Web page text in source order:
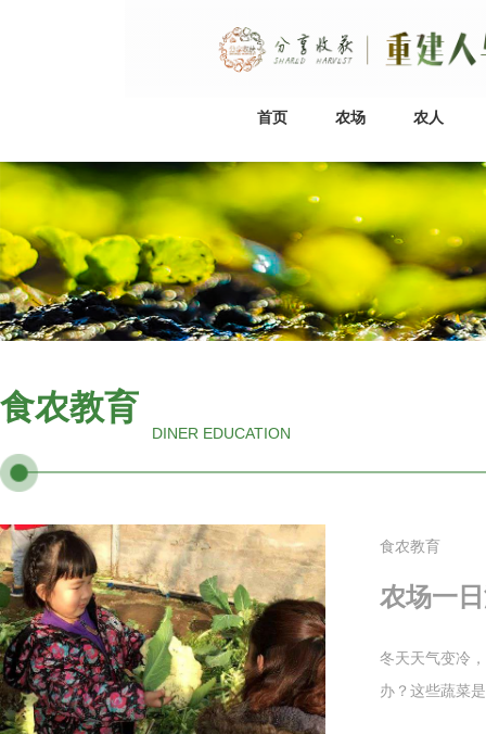
首页 农场 农人
食农教育
DINER EDUCATION
食农教育
农场一
冬天天气变冷
办？这些蔬菜